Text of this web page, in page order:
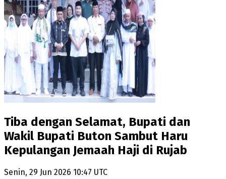
Tiba dengan Selamat, Bupati dan
Wakil Bupati Buton Sambut Haru
Kepulangan Jemaah Haji di Rujab
Senin, 29 Jun 2026 10:47 UTC